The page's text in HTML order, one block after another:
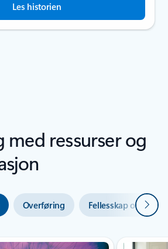
Les historien
med ressurser og
Overføring Fellesskap og støtte
Neste
– faneinndelingen for hurtigstarter og